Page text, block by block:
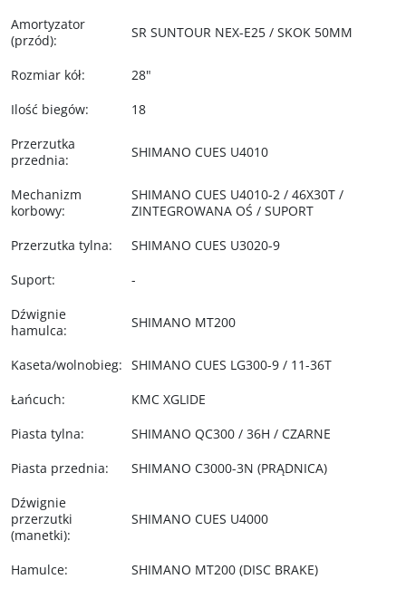
Amortyzator
(przód): SR SUNTOUR NEX-E25 / SKOK 50MM
Rozmiar kół:
28"
Ilość biegów:
18
Przerzutka
przednia: SHIMANO CUES U4010
Mechanizm
korbowy:
SHIMANO CUES U4010-2 / 46X30T /
ZINTEGROWANA OŚ / SUPORT
Przerzutka tylna:
SHIMANO CUES U3020-9
Suport:
-
Dźwignie
hamulca: SHIMANO MT200
Kaseta/wolnobieg: SHIMANO CUES LG300-9 / 11-36T
Łańcuch:
KMC XGLIDE
Piasta tylna:
SHIMANO QC300 / 36H / CZARNE
Piasta przednia:
SHIMANO C3000-3N (PRĄDNICA)
Dźwignie
przerzutki
(manetki):
SHIMANO CUES U4000
Hamulce: SHIMANO MT200 (DISC BRAKE)